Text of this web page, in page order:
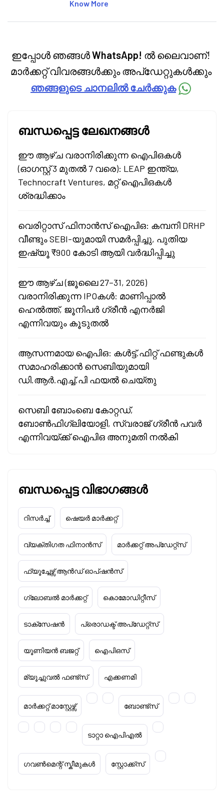
articles on the stock market, IPO, economy,
categories.
Know More
ഇപ്പോൾ ഞങ്ങൾWhatsApp! ൽ ലൈവാണ്!
മാർക്കറ്റ് വിവരങ്ങൾക്കും അപ്‌ഡേറ്റുകൾക്കും
ഞങ്ങളുടെ ചാനലിൽ ചേർക്കുക
ബന്ധപ്പെട്ട ലേഖനങ്ങൾ
ഈ ആഴ്ച വരാനിരിക്കുന്ന ഐപിഒകൾ
(ഓഗസ്റ്റ് 3 മുതൽ 7 വരെ): LEAP ഇന്ത്യ,
Technocraft Ventures, മറ്റ് ഐപിഒകൾ
ശ്രദ്ധിക്കാം
വെരിറ്റാസ് ഫിനാൻസ് ഐപിഒ: കമ്പനി DRHP
വീണ്ടും SEBI-യുമായി സമർപ്പിച്ചു, പുതിയ
ഇഷ്യൂ ₹900 കോടി ആയി വർദ്ധിപ്പിച്ചു
ഈ ആഴ്ച (ജൂലൈ 27–31, 2026)
വരാനിരിക്കുന്ന IPOകൾ: മാണിപ്പാൽ
ഹെൽത്ത്, ജൂനിപർ ഗ്രീൻ എനർജി
എന്നിവയും കൂടുതൽ
ആസന്നമായ ഐപിഒ: കൾട്ട്.ഫിറ്റ് ഫണ്ടുകൾ
സമാഹരിക്കാൻ സെബിയുമായി
ഡി.ആർ.എച്ച്.പി ഫയൽ ചെയ്തു
സെബി ബോംബെ കോറ്റഡ്,
ബോൺഫിഗ്ലിയോളി, സ്വരാജ് ഗ്രീൻ പവർ
എന്നിവയ്ക്ക് ഐപിഒ അനുമതി നൽകി
ബന്ധപ്പെട്ട വിഭാഗങ്ങൾ
റിസർച്ച് ഷെയർ മാർക്കറ്റ്
വ്യക്തിഗത ഫിനാൻസ് മാർക്കറ്റ് അപ്‌ഡേറ്റ്സ്
ഫ്യൂച്ചേഴ്സ് ആൻഡ് ഓപ്ഷൻസ്
ഗ്ലോബൽ മാർക്കറ്റ് കൊമോഡിറ്റീസ്
ടാക്‌സേഷൻ പ്രൊഡക്ട് അപ്‌ഡേറ്റ്സ്
യൂണിയൻ ബജറ്റ് ഐപിഒസ്
മ്യൂച്ചുവൽ ഫണ്ട്സ് എക്കണമി
മാർക്കറ്റ് മാസ്റ്റേഴ്സ് ബോണ്ട്സ്
ടാറ്റാ ഐപിഎൽ
ഗവൺമെന്റ് സ്കീമുകൾ സ്റ്റോക്ക്‌സ്